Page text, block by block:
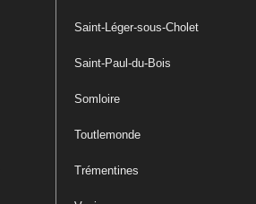
Saint-Léger-sous-Cholet
Saint-Paul-du-Bois
Somloire
Toutlemonde
Trémentines